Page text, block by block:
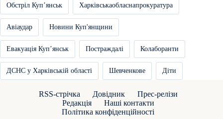
Обстріл Купʼянськ Харківськаобласнапрокуратура
Авіаудар Новини Куп'янщини
Евакуація Купʼянськ Постраждалі Колаборанти
ДСНС у Харківській області Шевченкове Діти
RSS-стрічка Довідник
Прес-релізи
Редакція
Наші контакти
Політика конфіденційності